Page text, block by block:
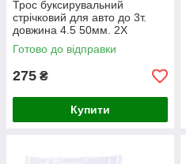
Трос буксирувальний
стрічковий для авто до 3т.
довжина 4.5 50мм. 2Х
карабін, оранжевий CarLife
(TR709)
Готово до відправки
275 ₴
Купити